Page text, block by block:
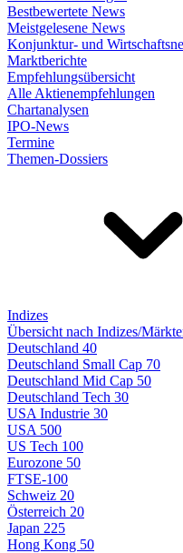
Bestbewertete News
Meistgelesene News
Konjunktur- und
Marktberichte
Empfehlungsübersicht
Alle Aktienempfehlungen
Chartanalysen
IPO-News
Termine
Themen-Dossiers
Indizes
Übersicht nach Indizes/
Deutschland 40
Deutschland Small Cap 70
Deutschland Mid Cap 50
Deutschland Tech 30
USA Industrie 30
USA 500
US Tech 100
Eurozone 50
FTSE-100
Schweiz 20
Österreich 20
Japan 225
Hong Kong 50